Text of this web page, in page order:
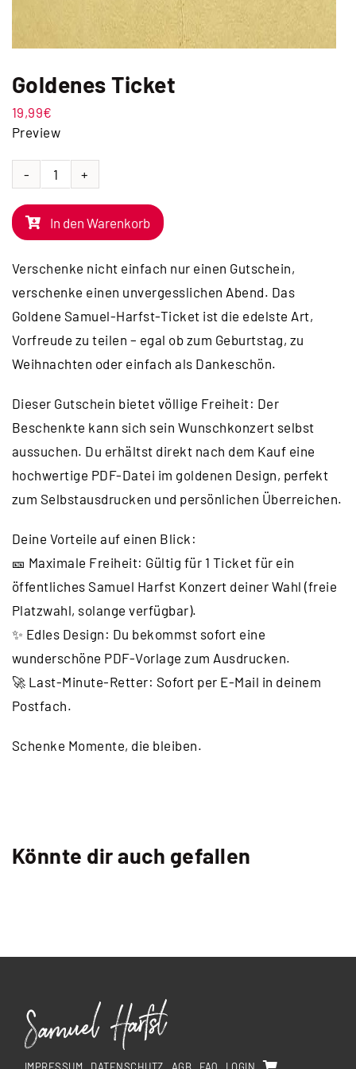
Goldenes Ticket
19,99€
Preview
Goldenes
Ticket
Menge
In den Warenkorb
Verschenke nicht einfach nur einen Gutschein,
verschenke einen unvergesslichen Abend. Das
Goldene Samuel-Harfst-Ticket ist die edelste Art,
Vorfreude zu teilen – egal ob zum Geburtstag, zu
Weihnachten oder einfach als Dankeschön.
Dieser Gutschein bietet völlige Freiheit: Der
Beschenkte kann sich sein Wunschkonzert selbst
aussuchen. Du erhältst direkt nach dem Kauf eine
hochwertige PDF-Datei im goldenen Design, perfekt
zum Selbstausdrucken und persönlichen Überreichen.
Deine Vorteile auf einen Blick:
🎫 Maximale Freiheit: Gültig für 1 Ticket für ein
öffentliches Samuel Harfst Konzert deiner Wahl (freie
Platzwahl, solange verfügbar).
✨ Edles Design: Du bekommst sofort eine
wunderschöne PDF-Vorlage zum Ausdrucken.
🚀 Last-Minute-Retter: Sofort per E-Mail in deinem
Postfach.
Schenke Momente, die bleiben.
Könnte dir auch gefallen
IMPRESSUM DATENSCHUTZ AGB FAQ LOGIN